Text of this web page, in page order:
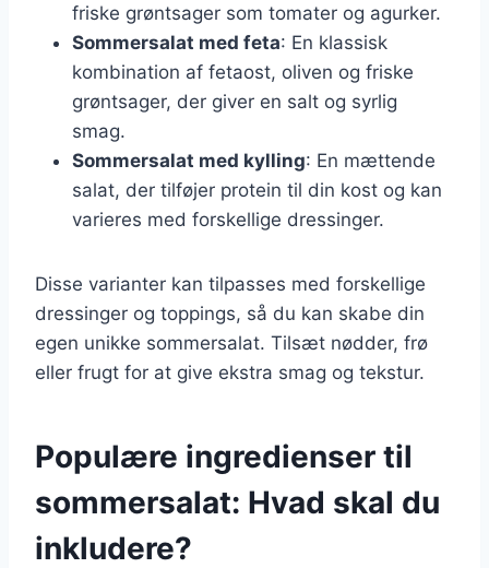
friske grøntsager som tomater og agurker.
Sommersalat med feta: En klassisk
kombination af fetaost, oliven og friske
grøntsager, der giver en salt og syrlig
smag.
Sommersalat med kylling: En mættende
salat, der tilføjer protein til din kost og kan
varieres med forskellige dressinger.
Disse varianter kan tilpasses med forskellige
dressinger og toppings, så du kan skabe din
egen unikke sommersalat. Tilsæt nødder, frø
eller frugt for at give ekstra smag og tekstur.
Populære ingredienser til
sommersalat: Hvad skal du
inkludere?